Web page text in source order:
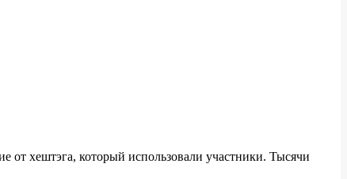
от хештэга, который использовали участники. Тысячи